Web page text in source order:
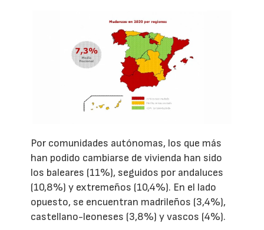
Por comunidades autónomas, los que más
han podido cambiarse de vivienda han sido
los baleares (11%), seguidos por andaluces
(10,8%) y extremeños (10,4%). En el lado
opuesto, se encuentran madrileños (3,4%),
castellano-leoneses (3,8%) y vascos (4%).